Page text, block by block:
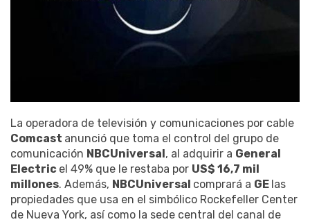
La operadora de televisión y comunicaciones por cable
Comcast anunció que toma el control del grupo de
comunicación NBCUniversal, al adquirir a General
Electric el 49% que le restaba por US$ 16,7 mil
millones. Además, NBCUniversal comprará a GE las
propiedades que usa en el simbólico Rockefeller Center
de Nueva York, así como la sede central del canal de